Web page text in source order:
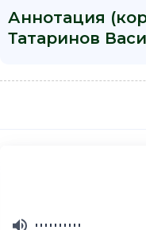
Аннотация
Татаринов